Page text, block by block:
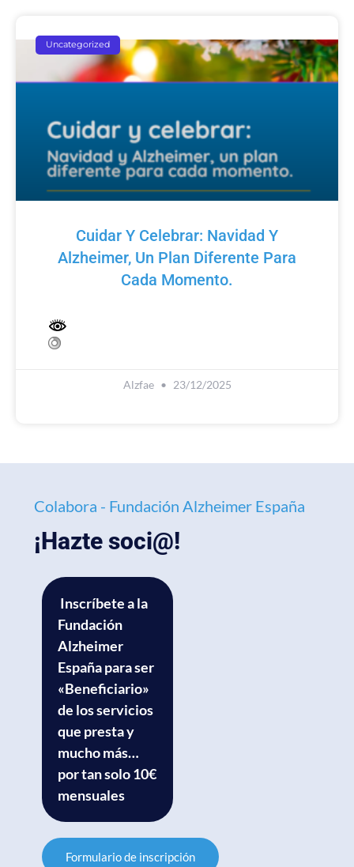
Uncategorized
Cuidar Y Celebrar: Navidad Y
Alzheimer, Un Plan Diferente Para
Cada Momento.
Alzfae 23/12/2025
Colabora - Fundación Alzheimer España
¡Hazte soci@!
Inscríbete a la
Fundación
Alzheimer
España para ser
«Beneficiario»
de los servicios
que presta y
mucho más…
por tan solo 10€
mensuales
Formulario de inscripción